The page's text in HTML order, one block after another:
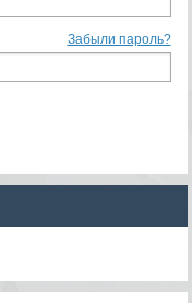
Забыли пароль?